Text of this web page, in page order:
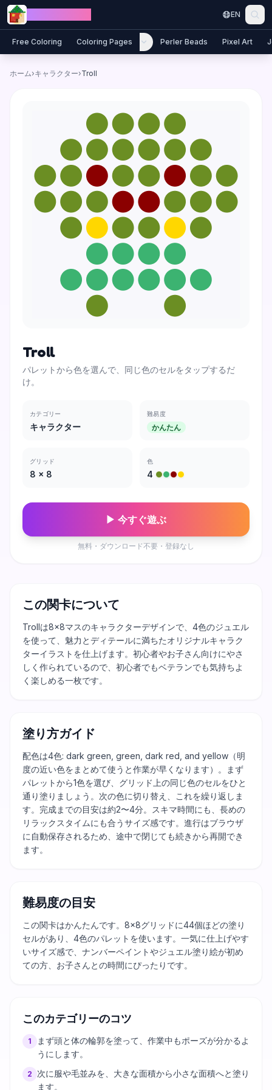
Skip to content
EN
Free Coloring Coloring Pages Perler Beads Pixel Art
ホーム›キャラクター›Troll
Troll
パレットから色を選んで、同じ色のセルをタップするだ
け。
カテゴリー
キャラクター
難易度
かんたん
グリッド
8 × 8
色
4
▶ 今すぐ遊ぶ
無料・ダウンロード不要・登録なし
この関卡について
Trollは8×8マスのキャラクターデザインで、4色のジュエル
を使って、魅力とディテールに満ちたオリジナルキャラク
ターイラストを仕上げます。初心者やお子さん向けにやさ
しく作られているので、初心者でもベテランでも気持ちよ
く楽しめる一枚です。
塗り方ガイド
配色は4色: dark green, green, dark red, and yellow（明
度の近い色をまとめて使うと作業が早くなります）。まず
パレットから1色を選び、グリッド上の同じ色のセルをひと
通り塗りましょう。次の色に切り替え、これを繰り返しま
す。完成までの目安は約2〜4分。スキマ時間にも、長めの
リラックスタイムにも合うサイズ感です。進行はブラウザ
に自動保存されるため、途中で閉じても続きから再開でき
ます。
難易度の目安
この関卡はかんたんです。8×8グリッドに44個ほどの塗り
セルがあり、4色のパレットを使います。一気に仕上げやす
いサイズ感で、ナンバーペイントやジュエル塗り絵が初め
ての方、お子さんとの時間にぴったりです。
このカテゴリーのコツ
1
まず頭と体の輪郭を塗って、作業中もポーズが分かるよ
うにします。
2
次に服や毛並みを、大きな面積から小さな面積へと塗り
ます。